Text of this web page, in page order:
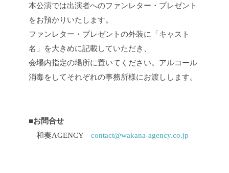
本公演では出演者へのファンレター・プレゼント
をお預かりいたします。
ファンレター・プレゼントの外装に「キャスト
名」を大きめに記載していただき、
会場内指定の場所に置いてください。アルコール
消毒をしてそれぞれの事務所様にお渡しします。
■お問合せ
和奏AGENCY contact@wakana-agency.co.jp